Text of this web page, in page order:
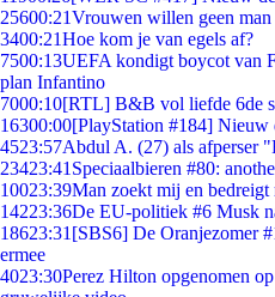
25600:21Vrouwen willen geen man
3400:21Hoe kom je van egels af?
7500:13UEFA kondigt boycot van
plan Infantino
7000:10[RTL] B&B vol liefde 6de
16300:00[PlayStation #184] Nieuw
4523:57Abdul A. (27) als afperser
23423:41 Speciaalbieren #80:
10023:39Man zoekt mij en
14223:36De EU-politiek #6 Musk
18623:31 [SBS6] De Oranjezomer
ermee
4023:30Perez Hilton opgenomen